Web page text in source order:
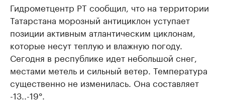
Гидрометцентр РТ сообщил, что на территории
Татарстана морозный антициклон уступает
позиции активным атлантическим циклонам,
которые несут теплую и влажную погоду.
Сегодня в республике идет небольшой снег,
местами метель и сильный ветер. Температура
существенно не изменилась. Она составляет
-13..-19°.